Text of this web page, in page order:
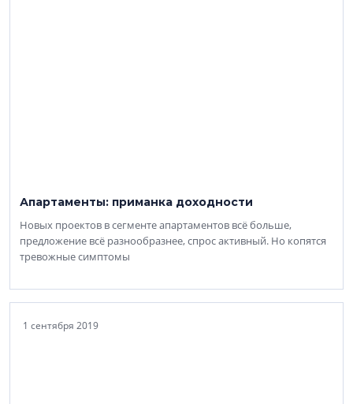
Апартаменты: приманка доходности
Новых проектов в сегменте апартаментов всё больше,
предложение всё разнообразнее, спрос активный. Но копятся
тревожные симптомы
1 сентября 2019